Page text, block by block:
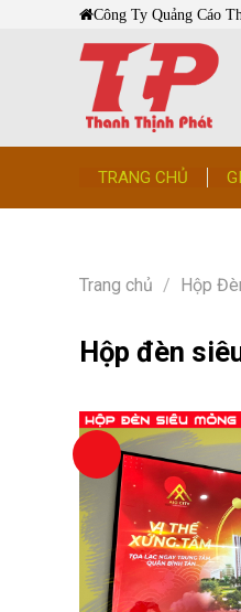
Công Ty Quảng Cáo
TRANG CHỦ
Trang chủ / Hộp
Hộp đèn